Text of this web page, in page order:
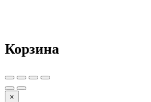
Корзина
×